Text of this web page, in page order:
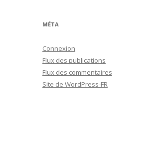
MÉTA
Connexion
Flux des publications
Flux des commentaires
Site de WordPress-FR